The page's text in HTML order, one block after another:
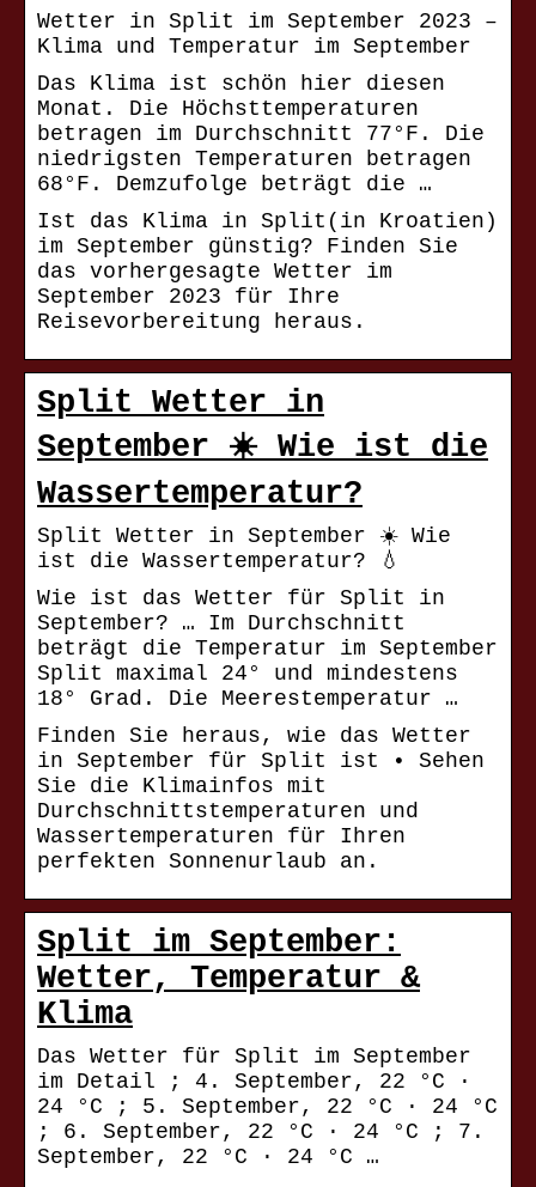
Wetter in Split im September 2023 –
Klima und Temperatur im September
Das Klima ist schön hier diesen
Monat. Die Höchsttemperaturen
betragen im Durchschnitt 77°F. Die
niedrigsten Temperaturen betragen
68°F. Demzufolge beträgt die …
Ist das Klima in Split(in Kroatien)
im September günstig? Finden Sie
das vorhergesagte Wetter im
September 2023 für Ihre
Reisevorbereitung heraus.
Split Wetter in
September ☀️ Wie ist die
Wassertemperatur?
Split Wetter in September ☀️ Wie
ist die Wassertemperatur? 💧
Wie ist das Wetter für Split in
September? … Im Durchschnitt
beträgt die Temperatur im September
Split maximal 24° und mindestens
18° Grad. Die Meerestemperatur …
Finden Sie heraus, wie das Wetter
in September für Split ist • Sehen
Sie die Klimainfos mit
Durchschnittstemperaturen und
Wassertemperaturen für Ihren
perfekten Sonnenurlaub an.
Split im September:
Wetter, Temperatur &
Klima
Das Wetter für Split im September
im Detail ; 4. September, 22 °C ·
24 °C ; 5. September, 22 °C · 24 °C
; 6. September, 22 °C · 24 °C ; 7.
September, 22 °C · 24 °C …